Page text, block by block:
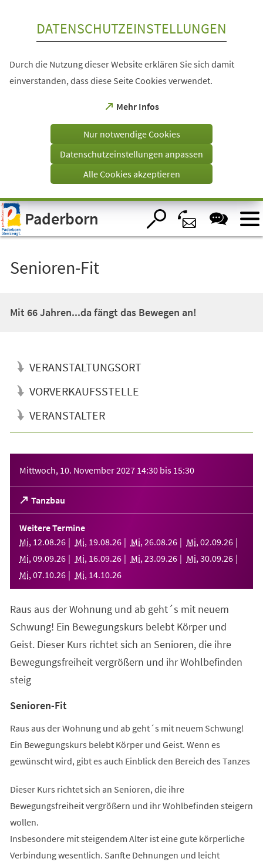
Visuelle
Assistenzsoftware
öffnen.
DATENSCHUTZEINSTELLUNGEN
Durch die Nutzung dieser Website erklären Sie sich damit
einverstanden, dass diese Seite Cookies verwendet.
Mehr Infos
(Öffnet
einem
Tab)
Nur notwendige Cookies
Datenschutzeinstellungen anpassen
Alle Cookies akzeptieren
Paderborn
Senioren-Fit
Mit 66 Jahren...da fängt das Bewegen an!
VERANSTALTUNGSORT
VORVERKAUFSSTELLE
VERANSTALTER
Mittwoch, 10. November 2027 14:30 bis 15:30
Tanzbau
(Öffnet
in
einem
neuen
Tab)
Weitere Termine
Mi, 12.08.26 Mi, 19.08.26 Mi, 26.08.26 Mi, 02.09.26
Mi, 09.09.26 Mi, 16.09.26 Mi, 23.09.26 Mi, 30.09.26
Mi, 07.10.26 Mi, 14.10.26
Raus aus der Wohnung und ab geht´s mit neuem
Schwung! Ein Bewegungskurs belebt Körper und
Geist. Dieser Kurs richtet sich an Senioren, die ihre
Bewegungsfreiheit vergrößern und ihr Wohlbefinden
steig
Senioren-Fit
Raus aus der Wohnung und ab geht´s mit neuem Schwung!
Ein Bewegungskurs belebt Körper und Geist. Wenn es
gewünscht wird, gibt es auch Einblick den Bereich des Tanzes
Dieser Kurs richtet sich an Senioren, die ihre
Bewegungsfreiheit vergrößern und ihr Wohlbefinden steigern
wollen.
Insbesondere mit steigendem Alter ist eine gute körperliche
Verbindung wesentlich. Sanfte Dehnungen und leicht